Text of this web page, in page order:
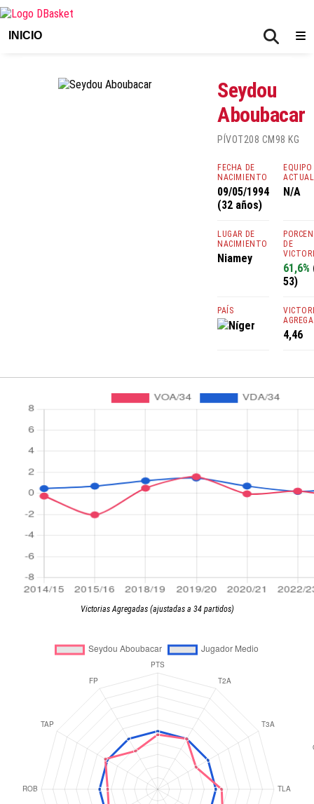
INICIO
Seydou
Aboubacar
PÍVOT208 CM 98 KG
FECHA DE
NACIMIENTO
09/05/1994
(32 años)
LUGAR DE
NACIMIENTO
Niamey
PAÍS
Níger
EQUIPO
ACTUAL
N/A
DE
61,6%
53)
4,46
Victorias Agregadas (ajustadas a 34 partidos)